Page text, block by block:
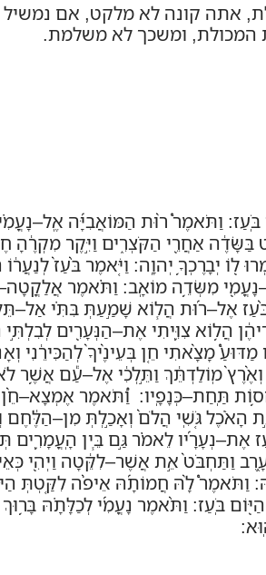
אתה קונה לא מלקט, אם
המכולת, ומשכך לא משלמת.
: וַתֹּאמֶר֩ ר֨וּת הַמּוֹאֲבִיָּ֜ה אֶֽל–
בַּשָּׂדֶ֔ה אַחֲרֵ֖י הַקֹּצְרִ֑ים וַיִּ֣קֶר
ל֖וֹ יְבָרֶכְךָ֥ יְהוָֽה: וַיֹּ֤אמֶר בֹּ֙עַז֙
נָעֳמִ֖י מִשְּׂדֵ֥ה מוֹאָֽב: וַתֹּ֗אמֶר אֲלַקֳטָה
אֶל–ר֜וּת הֲל֧וֹא שָׁמַ֣עַתְּ בִּתִּ֗י אַל–
הֲל֥וֹא צִוִּ֛יתִי אֶת–הַנְּעָרִ֖ים
מָצָ֨אתִי חֵ֤ן בְּעֵינֶ֙יךָ֙ לְהַכִּירֵ֔נִי
מֽוֹלַדְתֵּ֔ךְ וַתֵּ֣לְכִ֔י אֶל–עַ֕ם אֲשֶׁ֥ר
תַּֽחַת–כְּנָפָֽיו: וַ֠תֹּאמֶר אֶמְצָא–
הָאֹ֗כֶל גֹּ֤שִֽׁי הֲלֹם֙ וְאָכַ֣לְתְּ מִן–הַלֶּ֔חֶם
אֶת–נְעָרָ֜יו לֵאמֹ֗ר גַּ֣ם בֵּ֧ין הָֽעֳמָרִ֛ים
וַתַּחְבֹּט֙ אֵ֣ת אֲשֶׁר–לִקֵּ֔טָה וַיְהִ֖י
: וַתֹּאמֶר֩ לָ֨הּ חֲמוֹתָ֜הּ אֵיפֹ֨ה לִקַּ֤טְתְּ
בֹּֽעַז: וַתֹּ֨אמֶר נָעֳמִ֜י לְכַלָּתָ֗הּ
: